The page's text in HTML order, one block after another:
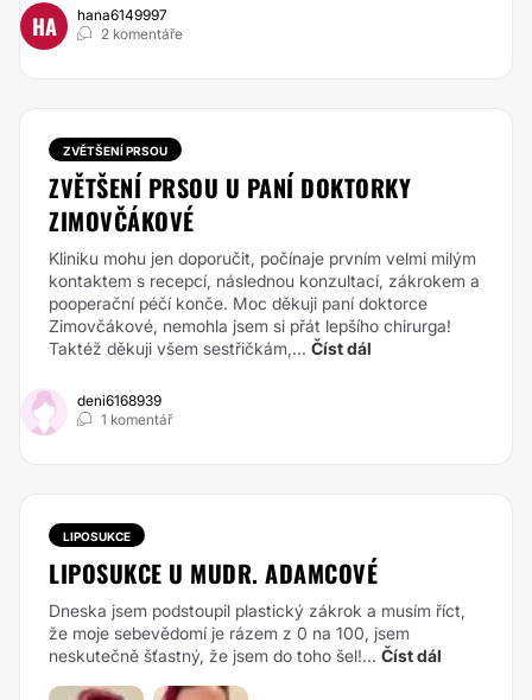
HA
hana6149997
2 komentáře
ZVĚTŠENÍ PRSOU
ZVĚTŠENÍ PRSOU U PANÍ DOKTORKY
ZIMOVČÁKOVÉ
Kliniku mohu jen doporučit, počínaje prvním velmi milým
kontaktem s recepcí, následnou konzultací, zákrokem a
pooperační péčí konče. Moc děkuji paní doktorce
Zimovčákové, nemohla jsem si přát lepšího chirurga!
Taktéž děkuji všem sestřičkám,... Číst dál
deni6168939
1 komentář
LIPOSUKCE
LIPOSUKCE U MUDR. ADAMCOVÉ
Dneska jsem podstoupil plastický zákrok a musím říct,
že moje sebevědomí je rázem z 0 na 100, jsem
neskutečně šťastný, že jsem do toho šel!... Číst dál